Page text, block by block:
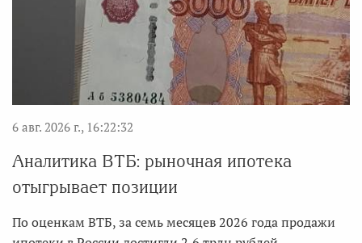
6 авг. 2026 г., 16:22:32
Аналитика ВТБ: рыночная ипотека
отыгрывает позиции
По оценкам ВТБ, за семь месяцев 2026 года продажи